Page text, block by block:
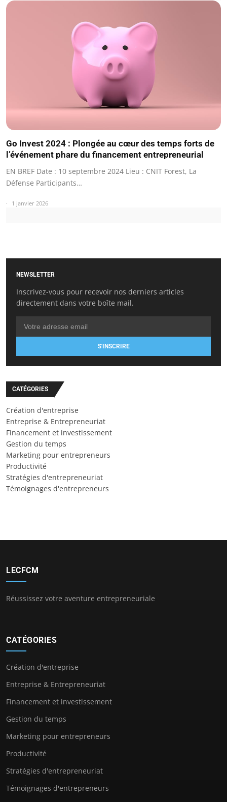
Go Invest 2024 : Plongée au cœur des temps forts de
l’événement phare du financement entrepreneurial
EN BREF Date : 10 septembre 2024 Lieu : CNIT Forest, La
Défense Participants…
1 janvier 2026
NEWSLETTER
Inscrivez-vous pour recevoir nos derniers articles
directement dans votre boîte mail.
S'INSCRIRE
CATÉGORIES
Création d'entreprise
Entreprise & Entrepreneuriat
Financement et investissement
Gestion du temps
Marketing pour entrepreneurs
Productivité
Stratégies d'entrepreneuriat
Témoignages d'entrepreneurs
LECFCM
Réussissez votre aventure entrepreneuriale
CATÉGORIES
Création d'entreprise
Entreprise & Entrepreneuriat
Financement et investissement
Gestion du temps
Marketing pour entrepreneurs
Productivité
Stratégies d'entrepreneuriat
Témoignages d'entrepreneurs